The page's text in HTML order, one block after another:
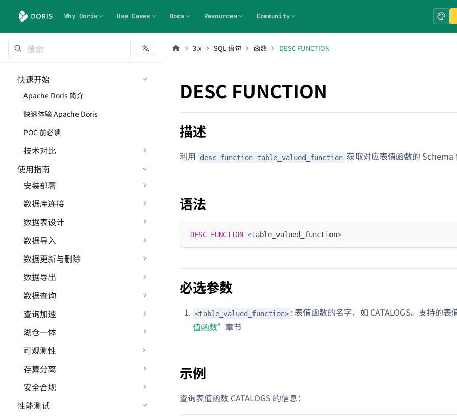
Why Doris Use Cases Docs Resources Community
快速开始
Apache Doris 简介
快速体验 Apache Doris
POC 前必读
技术对比
使用指南
安装部署
数据库连接
数据表设计
数据导入
数据更新与删除
数据导出
数据查询
查询加速
湖仓一体
可观测性
存算分离
安全合规
性能测试
3.x SQL 语句 函数 DESC FUNCTION
DESC FUNCTION
描述
利用 desc function table_valued_function 获取对应表值函数的 Schema
语法
DESC FUNCTION <table_valued_function>
必选参数
<table_valued_function> : 表值函数的名字，如 CATALOGS。支持的
值函数”章节
示例
查询表值函数 CATALOGS 的信息：